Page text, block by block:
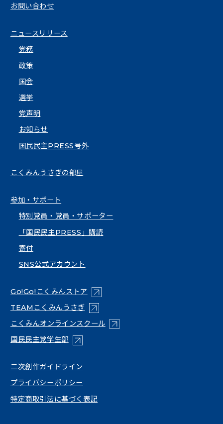
お問い合わせ
ニュースリリース
党務
政策
国会
選挙
党声明
お知らせ
国民民主PRESS号外
こくみんうさぎの部屋
参加・サポート
特別党員・党員・サポーター
「国民民主PRESS」購読
寄付
SNS公式アカウント
Go!Go!こくみんストア （新しいタブで開く）
TEAMこくみんうさぎ（新しいタブで開く）
こくみんオンラインスクール（新しいタブで開く）
国民民主党学生部（新しいタブで開く）
二次創作ガイドライン
プライバシーポリシー
特定商取引法に基づく表記